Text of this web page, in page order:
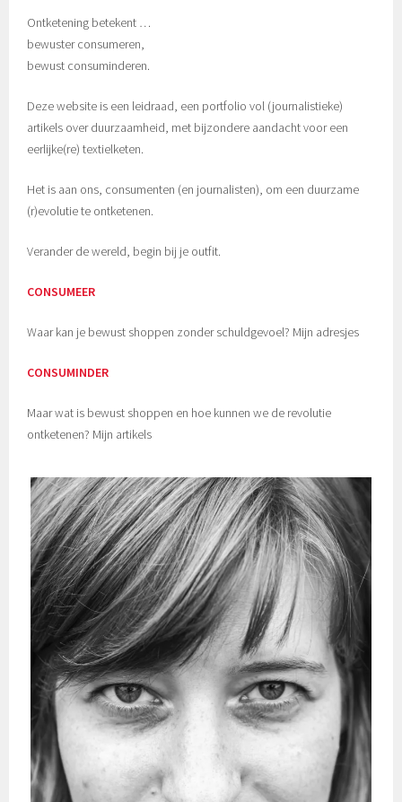
Ontketening betekent …
bewuster consumeren,
bewust consuminderen.
Deze website is een leidraad, een portfolio vol (journalistieke)
artikels over duurzaamheid, met bijzondere aandacht voor een
eerlijke(re) textielketen.
Het is aan ons, consumenten (en journalisten), om een duurzame
(r)evolutie te ontketenen.
Verander de wereld, begin bij je outfit.
CONSUMEER
Waar kan je bewust shoppen zonder schuldgevoel? Mijn adresjes
CONSUMINDER
Maar wat is bewust shoppen en hoe kunnen we de revolutie
ontketenen? Mijn artikels